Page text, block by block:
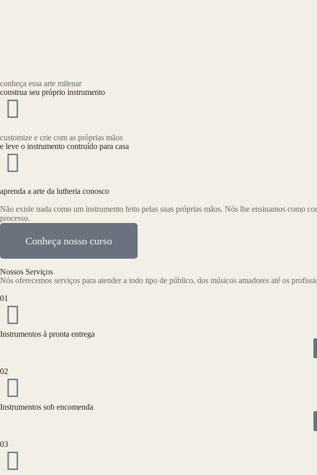
conheça essa arte milenar
construa seu próprio instrumento
customize e crie com as próprias mãos
e leve o instrumento contruído para casa
aprenda a arte da lutheria conosco
Não existe nada como um instrumento feito pelas suas próprias mãos. Nós lhe ensinamos como
processo.
Conheça nosso curso
Nossos Serviços
Nós oferecemos serviços para atender a todo tipo de público, dos músicos amadores até os
01
Instrumentos à pronta entrega
02
Instrumentos sob encomenda
03